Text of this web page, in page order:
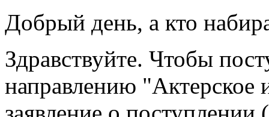
Добрый день, а кто
Здравствуйте. Чтобы
направлению "Актерское